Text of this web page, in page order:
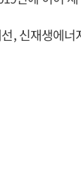
, 신재생에